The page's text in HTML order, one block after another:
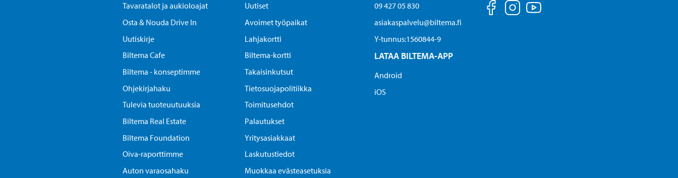
Tavaratalot ja aukioloajat
Osta & Nouda Drive In
Uutiskirje
Biltema Cafe
Biltema - konseptimme
Ohjekirjahaku
Tulevia tuoteuutuuksia
Biltema Real Estate
Biltema Foundation
Oiva-raporttimme
Auton varaosahaku
Uutiset
Avoimet työpaikat
Lahjakortti
Biltema-kortti
Takaisinkutsut
Tietosuojapolitiikka
Toimitusehdot
Palautukset
Yritysasiakkaat
Laskutustiedot
Muokkaa evästeasetuksia
09 427 05 830
asiakaspalvelu@biltema.fi
Y-tunnus:1560844-9
LATAA BILTEMA-APP
Android
iOS